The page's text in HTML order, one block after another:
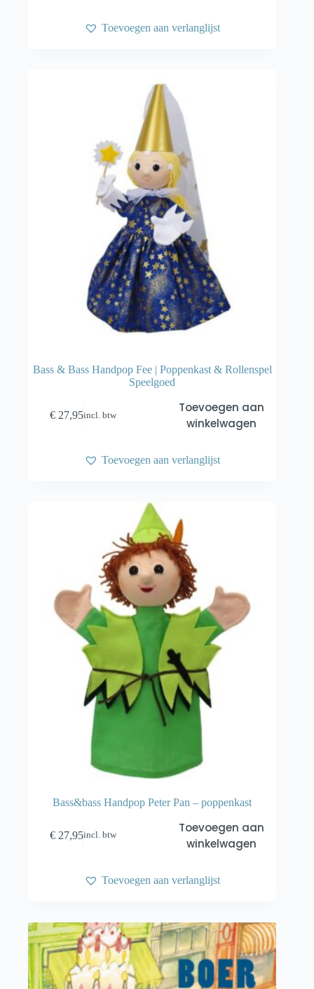
Toevoegen aan verlanglijst
Bass & Bass Handpop Fee | Poppenkast & Rollenspel
Speelgoed
€ 27,95incl. btw
Toevoegen aan
winkelwagen
Toevoegen aan verlanglijst
Bass&bass Handpop Peter Pan – poppenkast
€ 27,95incl. btw
Toevoegen aan
winkelwagen
Toevoegen aan verlanglijst